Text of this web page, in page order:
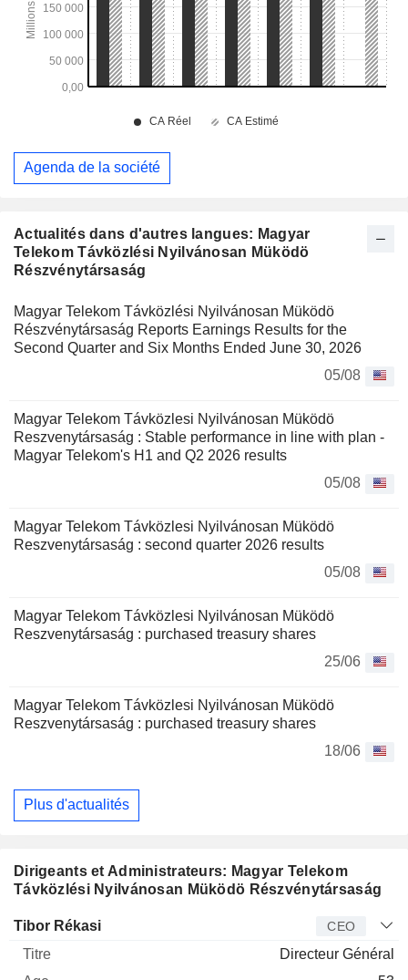
Actualités dans d'autres langues: Magyar
Telekom Távközlési Nyilvánosan Müködö
Részvénytársaság
Magyar Telekom Távközlési Nyilvánosan Müködö
Részvénytársaság Reports Earnings Results for the
Second Quarter and Six Months Ended June 30, 2026
05/08
Magyar Telekom Távközlesi Nyilvánosan Müködö
Reszvenytársaság : Stable performance in line with plan -
Magyar Telekom's H1 and Q2 2026 results
05/08
Magyar Telekom Távközlesi Nyilvánosan Müködö
Reszvenytársaság : second quarter 2026 results
05/08
Magyar Telekom Távközlesi Nyilvánosan Müködö
Reszvenytársaság : purchased treasury shares
25/06
Magyar Telekom Távközlesi Nyilvánosan Müködö
Reszvenytársaság : purchased treasury shares
18/06
Plus d'actualités
Dirigeants et Administrateurs: Magyar Telekom
Távközlési Nyilvánosan Müködö Részvénytársaság
Dirigeant Titre
Tibor Rékasi CEO
Directeur Général
Agenda de la société